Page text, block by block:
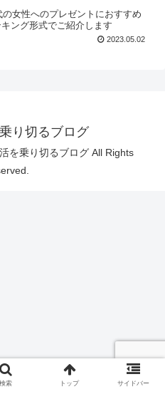
女性へのプレゼントにおすすめ
ング形式でご紹介します
2023.05.02
り切るブログ
を乗り切るブログ All Rights
検索 トップ サイドバー